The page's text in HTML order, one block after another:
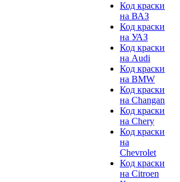
Код краски
на ВАЗ
Код краски
на УАЗ
Код краски
на Audi
Код краски
на BMW
Код краски
на Changan
Код краски
на Chery
Код краски
на
Chevrolet
Код краски
на Citroen